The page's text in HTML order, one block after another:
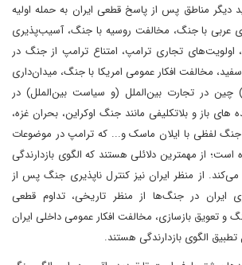
دیگر مناطق پس از پاسخ قطعی ایران به حمله اولیه
عربی با جنگ، مخالفت روسیه با جنگ، آسیب‌پذیری
اولویت‌های تجاری ترامپ، امتناع ترامپ از جنگ در
مخالفت افکار عمومی امریکا با جنگ، میدان‌داری
در تجارت بین‌الملل (و سیاست بین‌الملل) در
باز و بلاتکلیفی مانند جنگ اوکراین، بحران غزه،
جنگ لفظی با ایلان ماسک و... که ترامپ در موضوعات
است؛ از مهمترین دلائلی هستند که الگوی بازدارندگی
می‌کند. از منظر ایران نیز کنترل ناپذیری جنگ پس از
ایران در جنگ‌ها از منظر تاریخی، تداوم قطعی
و تعویق بازسازی، مخالفت افکار عمومی داخلی ایران
الگوی بازدارندگی هستند.